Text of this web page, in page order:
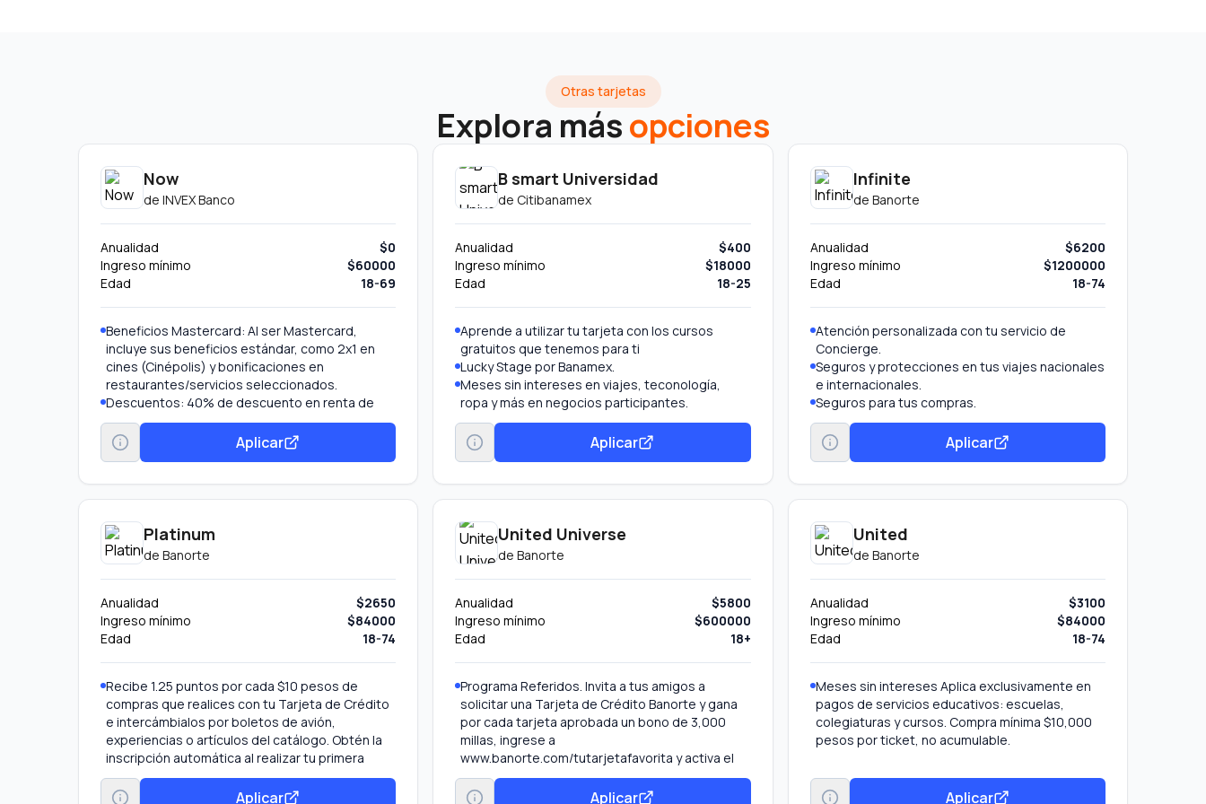
Otras tarjetas
Explora másopciones
Now
de INVEX Banco
Anualidad
$0
Ingreso mínimo
$60000
Edad
18-69
Beneficios Mastercard: Al ser Mastercard,
incluye sus beneficios estándar, como 2x1 en
cines (Cinépolis) y bonificaciones en
restaurantes/servicios seleccionados.
Descuentos: 40% de descuento en renta de
autos.
Pago de servicios: Posibilidad de pagar más de
25 servicios (CFE, Telmex, etc.) desde la app.
Aplicar
B smart Universidad
de Citibanamex
Anualidad
$400
Ingreso mínimo
$18000
Edad
18-25
Aprende a utilizar tu tarjeta con los cursos
gratuitos que tenemos para ti
Lucky Stage por Banamex.
Meses sin intereses en viajes, teconología,
ropa y más en negocios participantes.
Aplicar
Infinite
de Banorte
Anualidad
$6200
Ingreso mínimo
$1200000
Edad
18-74
Atención personalizada con tu servicio de
Concierge.
Seguros y protecciones en tus viajes nacionales
e internacionales.
Seguros para tus compras.
Invita a tus amigos a solicitar una Tarjeta de
Crédito Banorte y gana por cada tarjeta
aprobada un bono de 10,000 puntos
Promociones.
Aplicar
Platinum
de Banorte
Anualidad
$2650
Ingreso mínimo
$84000
Edad
18-74
Recibe 1.25 puntos por cada $10 pesos de
compras que realices con tu Tarjeta de Crédito
e intercámbialos por boletos de avión,
experiencias o artículos del catálogo. Obtén la
inscripción automática al realizar tu primera
compra.
Salas de espera VIP en el aeropuerto Si te
Aplicar
United Universe
de Banorte
Anualidad
$5800
Ingreso mínimo
$600000
Edad
18+
Programa Referidos. Invita a tus amigos a
solicitar una Tarjeta de Crédito Banorte y gana
por cada tarjeta aprobada un bono de 3,000
millas, ingrese a
www.banorte.com/tutarjetafavorita y activa el
programa de “Referidos” en la sección
Promociones.
Aplicar
United
de Banorte
Anualidad
$3100
Ingreso mínimo
$84000
Edad
18-74
Meses sin intereses Aplica exclusivamente en
pagos de servicios educativos: escuelas,
colegiaturas y cursos. Compra mínima $10,000
pesos por ticket, no acumulable.
Aplicar